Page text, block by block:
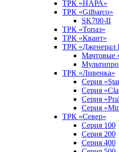
ТРК «НАРА»
ТРК «Gilbarco»
SK700-II
ТРК «Топаз»
ТРК «Квант»
ТРК «Дженерал
Мачтовые
ТРК «Ливенка»
Серия
Серия
Серия
Серия
ТРК «Север»
Серия 100
Серия 200
Серия 400